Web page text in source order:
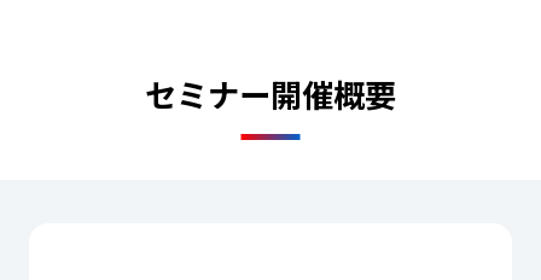
セミナー開催概要